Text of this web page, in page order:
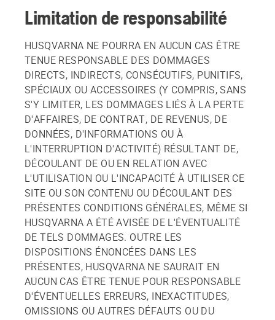
Limitation de responsabilité
HUSQVARNA NE POURRA EN AUCUN CAS ÊTRE
TENUE RESPONSABLE DES DOMMAGES
DIRECTS, INDIRECTS, CONSÉCUTIFS, PUNITIFS,
SPÉCIAUX OU ACCESSOIRES (Y COMPRIS, SANS
S'Y LIMITER, LES DOMMAGES LIÉS À LA PERTE
D'AFFAIRES, DE CONTRAT, DE REVENUS, DE
DONNÉES, D'INFORMATIONS OU À
L'INTERRUPTION D'ACTIVITÉ) RÉSULTANT DE,
DÉCOULANT DE OU EN RELATION AVEC
L'UTILISATION OU L'INCAPACITÉ À UTILISER CE
SITE OU SON CONTENU OU DÉCOULANT DES
PRÉSENTES CONDITIONS GÉNÉRALES, MÊME SI
HUSQVARNA A ÉTÉ AVISÉE DE L'ÉVENTUALITÉ
DE TELS DOMMAGES. OUTRE LES
DISPOSITIONS ÉNONCÉES DANS LES
PRÉSENTES, HUSQVARNA NE SAURAIT EN
AUCUN CAS ÊTRE TENUE POUR RESPONSABLE
D'ÉVENTUELLES ERREURS, INEXACTITUDES,
OMISSIONS OU AUTRES DÉFAUTS OU DU